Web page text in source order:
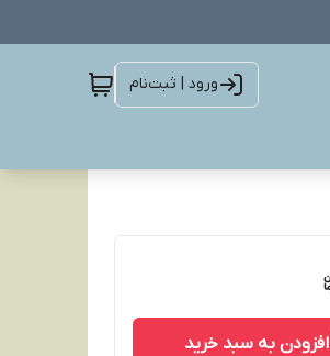
ورود | ثبت‌نام
افزودن به سبد خرید